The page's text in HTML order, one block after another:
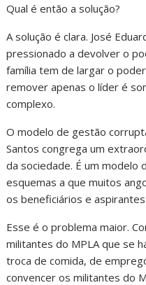
Qual é então a solução?
A solução é clara. José
pressionado a devolver o
família tem de largar o
remover apenas o líder é
complexo.
O modelo de gestão
Santos congrega um
da sociedade. É um modelo
esquemas a que muitos
os beneficiários e
Esse é o problema maior.
militantes do MPLA que se
troca de comida, de
convencer os militantes do